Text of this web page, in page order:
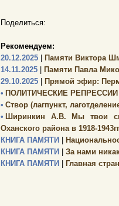
Поделиться:
Рекомендуем:
20.12.2025
Памяти Виктора
14.11.2025
Памяти Павла
29.10.2025
Прямой эфир:
• ПОЛИТИЧЕСКИЕ РЕПРЕССИИ
• Створ (лагпункт,
• Ширинкин А.В. Мы твои
Оханского района в 1918-
КНИГА ПАМЯТИ
КНИГА ПАМЯТИ
За нами
КНИГА ПАМЯТИ
Главная